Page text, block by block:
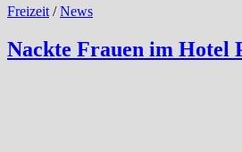
Freizeit /News
Nackte Frauen im Hotel